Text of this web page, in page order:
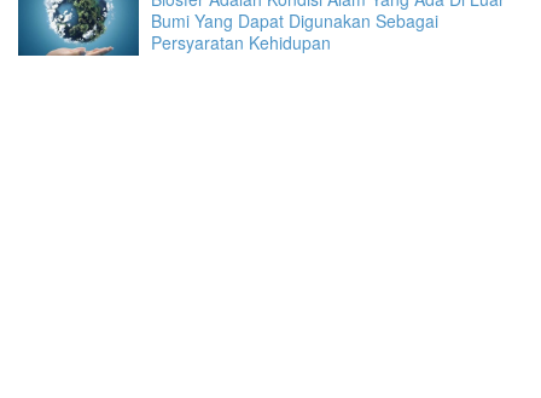
Bumi Yang Dapat Digunakan Sebagai
Persyaratan Kehidupan